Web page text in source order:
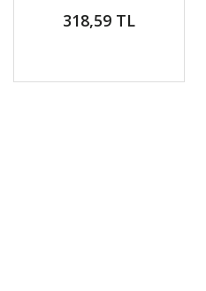
318,59 TL